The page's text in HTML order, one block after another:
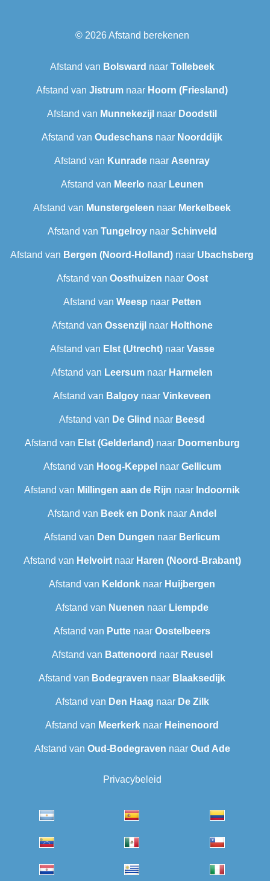
© 2026Afstand berekenen
Afstand van Bolsward‎ naar Tollebeek
Afstand van Jistrum naar Hoorn (Friesland)
Afstand van Munnekezijl naar Doodstil
Afstand van Oudeschans naar Noorddijk
Afstand van Kunrade naar Asenray
Afstand van Meerlo naar Leunen
Afstand van Munstergeleen naar Merkelbeek
Afstand van Tungelroynaar Schinveld
Afstand van Bergen (Noord-Holland) naar Ubachsberg
Afstand van Oosthuizen naar Oost
Afstand van Weesp naar Petten
Afstand van Ossenzijl naar Holthone
Afstand van Elst (Utrecht)naar Vasse
Afstand van Leersum naar Harmelen
Afstand van Balgoy naar Vinkeveen
Afstand van De Glind naar Beesd
Afstand van Elst (Gelderland)naar Doornenburg
Afstand van Hoog-Keppel naar Gellicum
Afstand van Millingen aan de Rijn naar Indoornik
Afstand van Beek en Donk naar Andel
Afstand van Den Dungen naar Berlicum
Afstand van Helvoirtnaar Haren (Noord-Brabant)
Afstand van Keldonk naar Huijbergen
Afstand van Nuenen naar Liempde
Afstand van Putte naar Oostelbeers
Afstand van Battenoord naar Reusel
Afstand van Bodegraven naar Blaaksedijk
Afstand van Den Haag naar De Zilk
Afstand van Meerkerk naar Heinenoord
Afstand van Oud-Bodegraven‎ naar Oud Ade
Privacybeleid